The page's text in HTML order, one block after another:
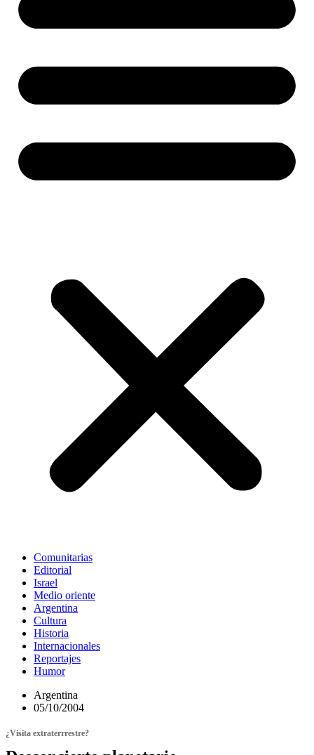
Comunitarias
Editorial
Israel
Medio oriente
Argentina
Cultura
Historia
Internacionales
Reportajes
Humor
Argentina
05/10/2004
¿Visita extraterrrestre?